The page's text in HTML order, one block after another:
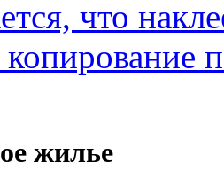
что
копирование
жилье